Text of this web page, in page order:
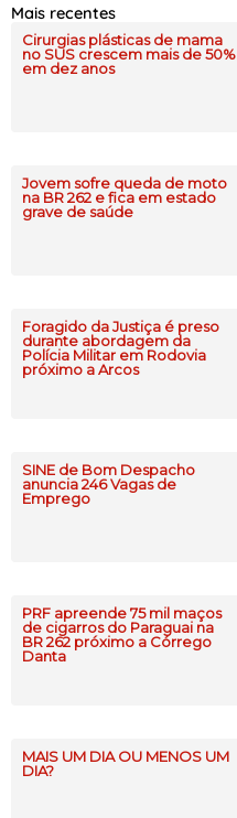
Mais recentes
Cirurgias plásticas de mama
no SUS crescem mais de 50%
em dez anos
Jovem sofre queda de moto
na BR 262 e fica em estado
grave de saúde
Foragido da Justiça é preso
durante abordagem da
Polícia Militar em Rodovia
próximo a Arcos
SINE de Bom Despacho
anuncia 246 Vagas de
Emprego
PRF apreende 75 mil maços
de cigarros do Paraguai na
BR 262 próximo a Córrego
Danta
MAIS UM DIA OU MENOS UM
DIA?